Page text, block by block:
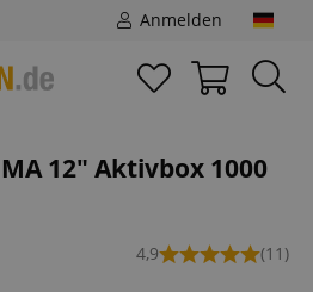
Anmelden
12" Aktivbox 1000
4,9 (11)